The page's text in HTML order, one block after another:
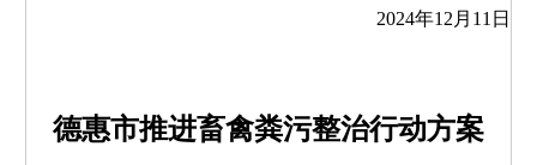
2024年12月11日
德惠市推进畜禽粪污整治行动方案